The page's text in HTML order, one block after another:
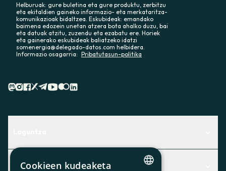
Helburuak: gure buletina eta gure produktu, zerbitzu
eta ekitaldien gaineko informazio- eta merkataritza-
komunikazioak bidaltzea. Eskubideak: emandako
baimena edozein unetan atzera bota ahalko duzu, bai
eta datuak atzitu, zuzendu eta ezabatu ere. Horiek
eta gainerako eskubideak baliatzeko idatzi
somenergia@delegado-datos.com helbidera.
Informazio osagarria: Pribatutasun-politika
Centro de Ayuda
Albisteak
Cookieen kudeaketa